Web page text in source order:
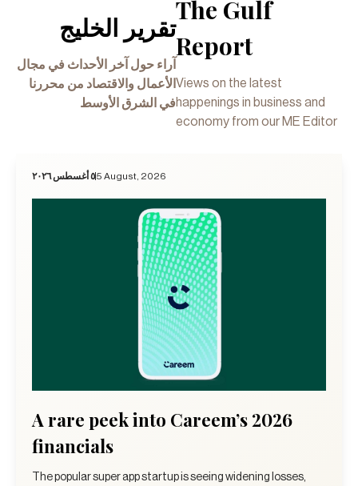
تقرير الخليج
آراء حول آخر الأحداث في مجال
الأعمال والاقتصاد من محررنا
في الشرق الأوسط
The Gulf
Report
Views on the latest
happenings in business and
economy from our ME Editor
٥ أغسطس ٢٠٢٦5 August, 2026
A rare peek into Careem’s 2026
financials
The popular super app startup is seeing widening losses,